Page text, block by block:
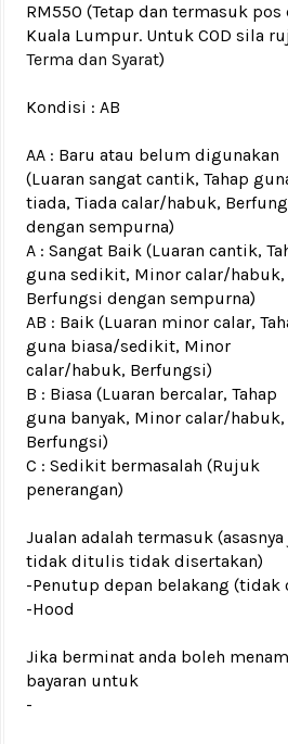
RM550 (Tetap dan termasuk pos
Kuala Lumpur. Untuk COD sila
Terma dan Syarat)
Kondisi : AB
AA : Baru atau belum digunakan
(Luaran sangat cantik, Tahap
tiada, Tiada calar/habuk,
dengan sempurna)
A : Sangat Baik (Luaran cantik,
guna sedikit, Minor calar/habuk,
Berfungsi dengan sempurna)
AB : Baik (Luaran minor calar,
guna biasa/sedikit, Minor
calar/habuk, Berfungsi)
B : Biasa (Luaran bercalar, Tahap
guna banyak, Minor calar/habuk,
Berfungsi)
C : Sedikit bermasalah (Rujuk
penerangan)
Jualan adalah termasuk
tidak ditulis tidak disertakan)
-Penutup depan belakang (tidak
-Hood
Jika berminat anda boleh
bayaran untuk
-